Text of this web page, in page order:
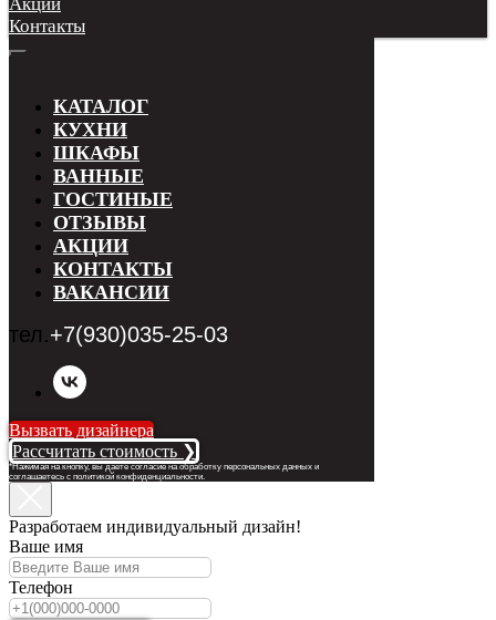
Контакты
КАТАЛОГ
КУХНИ
ШКАФЫ
ВАННЫЕ
ГОСТИНЫЕ
ОТЗЫВЫ
АКЦИИ
КОНТАКТЫ
ВАКАНСИИ
тел.+7(930)035-25-03
Вызвать дизайнера
Рассчитать стоимость ❯
*Нажимая на кнопку, вы даете согласие на обработку персональных данных и
соглашаетесь с политикой конфиденциальности.
Разработаем индивидуальный дизайн!
Ваше имя
Телефон